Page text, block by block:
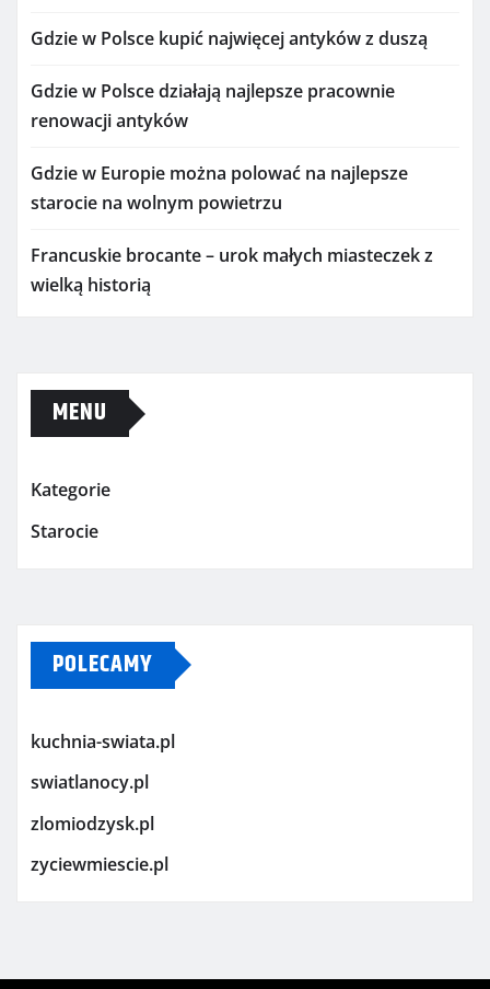
Gdzie w Polsce kupić najwięcej antyków z duszą
Gdzie w Polsce działają najlepsze pracownie
renowacji antyków
Gdzie w Europie można polować na najlepsze
starocie na wolnym powietrzu
Francuskie brocante – urok małych miasteczek z
wielką historią
MENU
Kategorie
Starocie
POLECAMY
kuchnia-swiata.pl
swiatlanocy.pl
zlomiodzysk.pl
zyciewmiescie.pl